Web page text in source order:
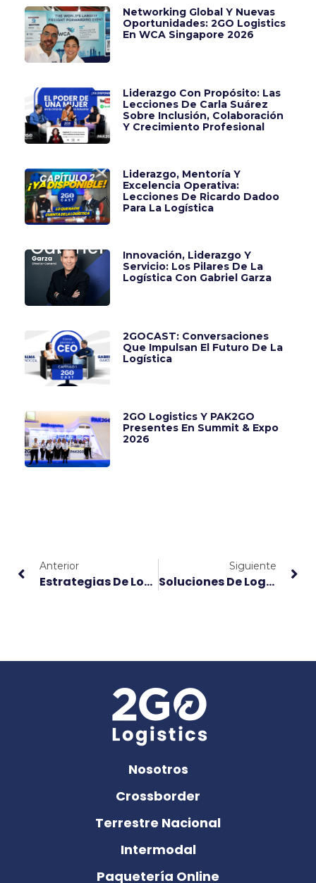
Networking Global Y Nuevas
Oportunidades: 2GO Logistics
En WCA Singapore 2026
Liderazgo Con Propósito: Las
Lecciones De Carla Suárez
Sobre Inclusión, Colaboración
Y Crecimiento Profesional
Liderazgo, Mentoría Y
Excelencia Operativa:
Lecciones De Ricardo Dadoo
Para La Logística
Innovación, Liderazgo Y
Servicio: Los Pilares De La
Logística Con Gabriel Garza
2GOCAST: Conversaciones
Que Impulsan El Futuro De La
Logística
2GO Logistics Y PAK2GO
Presentes En Summit & Expo
2026
Anterior
Estrategias De Logística Para La Exportación Internacional Comercial
Siguiente
Soluciones De Logísticas Inteligentes Y Transporte Internacional Desde México
Nosotros
Crossborder
Terrestre Nacional
Intermodal
Paquetería Online